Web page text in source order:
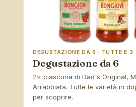
DEGUSTAZIONE DA 6 · TUTTE E 3
Degustazione da 6
2× ciascuna di Dad's Original,
Arrabbiata. Tutte le varietà in
per scoprire.